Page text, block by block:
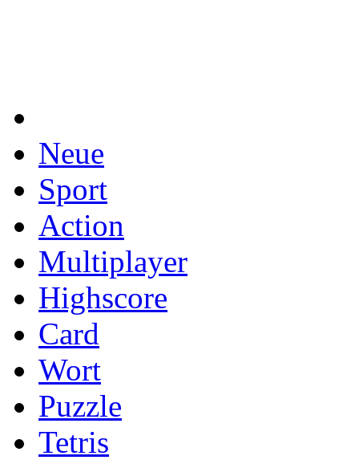
Neue
Sport
Action
Multiplayer
Highscore
Card
Wort
Puzzle
Tetris